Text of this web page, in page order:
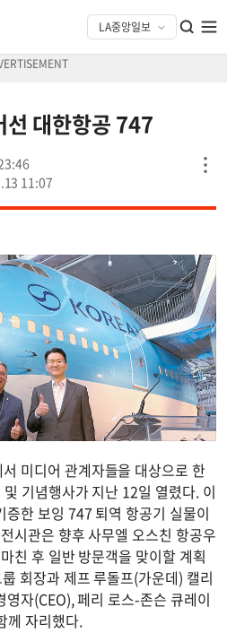
선 대한항공 747
11:07
미디어 관계자들을 대상으로 한
기념행사가 지난 12일 열렸다. 이
한 보잉 747 퇴역 항공기 실물이
시관은 향후 사무엘 오스친 항공우
친 후 일반 방문객을 맞이할 계획
회장과 제프 루돌프(가운데) 캘리
자(CEO), 페리 로스-존슨 큐레이
께 자리했다.